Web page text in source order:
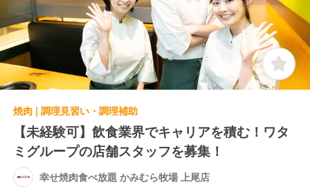
焼肉 | 調理見習い・調理補助
【未経験可】飲食業界でキャリアを積む！ワタ
ミグループの店舗スタッフを募集！
幸せ焼肉食べ放題 かみむら牧場 上尾店